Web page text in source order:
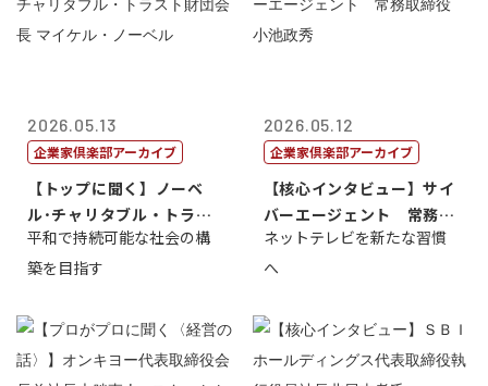
2026.05.13
企業家倶楽部アーカイブ
【トップに聞く】ノーベ
ル･チャリタブル・トラス
ト財団会長 マ...
平和で持続可能な社会の構
築を目指す
2026.05.12
企業家倶楽部アーカイブ
【核心インタビュー】サイ
バーエージェント 常務取
締役 小池政...
ネットテレビを新たな習慣
へ